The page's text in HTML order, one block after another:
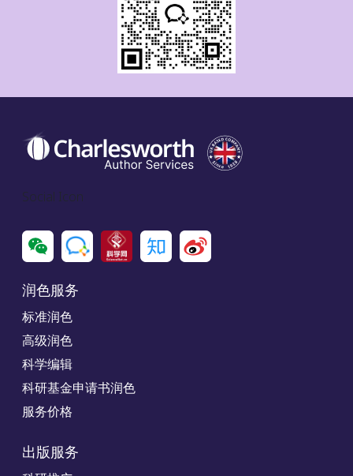
Social Icon
润色服务
标准润色
高级润色
科学编辑
科研基金申请书润色
服务价格
出版服务